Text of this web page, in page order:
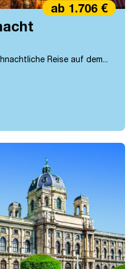
Reise auf dem...
ab 1.706 €